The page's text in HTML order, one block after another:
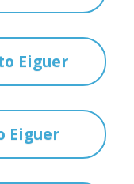
Eiguer
Eiguer